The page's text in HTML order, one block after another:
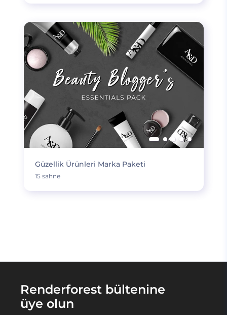
Güzellik Ürünleri Marka Paketi
15 sahne
Renderforest bültenine
üye olun